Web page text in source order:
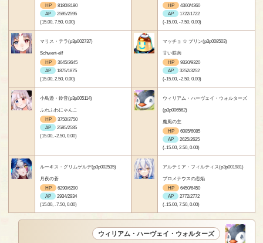
HP
8180/8180
AP
2595/2595
(15.00, 7.50, 0.00)
HP
4360/4360
AP
1722/1722
(-15.00, -7.50, 0.00)
マリス・テラ(p3p002737)
Schwert-elf
HP
3645/3645
AP
1875/1875
(15.00, 2.50, 0.00)
マッチョ ☆ プリン(p3p008503)
甘い筋肉
HP
9320/9320
AP
3252/3252
(-15.00, -2.50, 0.00)
小鳥遊・鈴音(p3p005114)
ふわふわにゃんこ
HP
3750/3750
AP
2585/2585
(15.00, -2.50, 0.00)
ウィリアム・ハーヴェイ・ウォルターズ
(p3p006562)
魔風の主
HP
6085/6085
AP
2625/2625
(-15.00, 2.50, 0.00)
ルーキス・グリムゲルデ(p3p002535)
月夜の蒼
HP
6290/6290
AP
2934/2934
(15.00, -7.50, 0.00)
アルテミア・フィルティス(p3p001981)
プロメテウスの恋焔
HP
6450/6450
AP
2772/2772
(-15.00, 7.50, 0.00)
ウィリアム・ハーヴェイ・ウォルターズ